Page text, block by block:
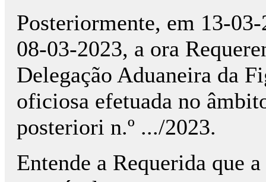
Posteriormente, em 13-
08-03-2023, a ora
Delegação Aduaneira da
oficiosa efetuada no
posteriori n.º .../2023.
Entende a Requerida que